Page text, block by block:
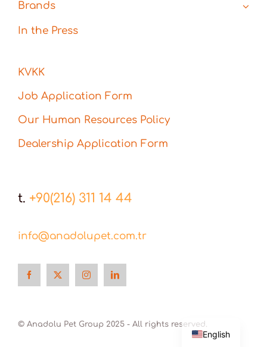
Brands
In the Press
KVKK
Job Application Form
Our Human Resources Policy
Dealership Application Form
t. +90(216) 311 14 44
info@anadolupet.com.tr
© Anadolu Pet Group 2025 - All rights reserved.
English